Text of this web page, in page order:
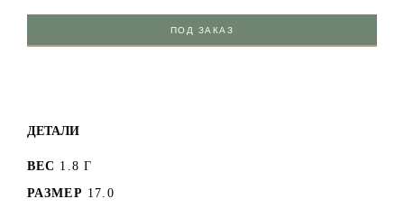
ПОД ЗАКАЗ
ДЕТАЛИ
ВЕС 1.8 Г
РАЗМЕР 17.0